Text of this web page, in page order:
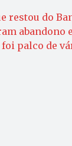
restou do
abandono
foi palco de